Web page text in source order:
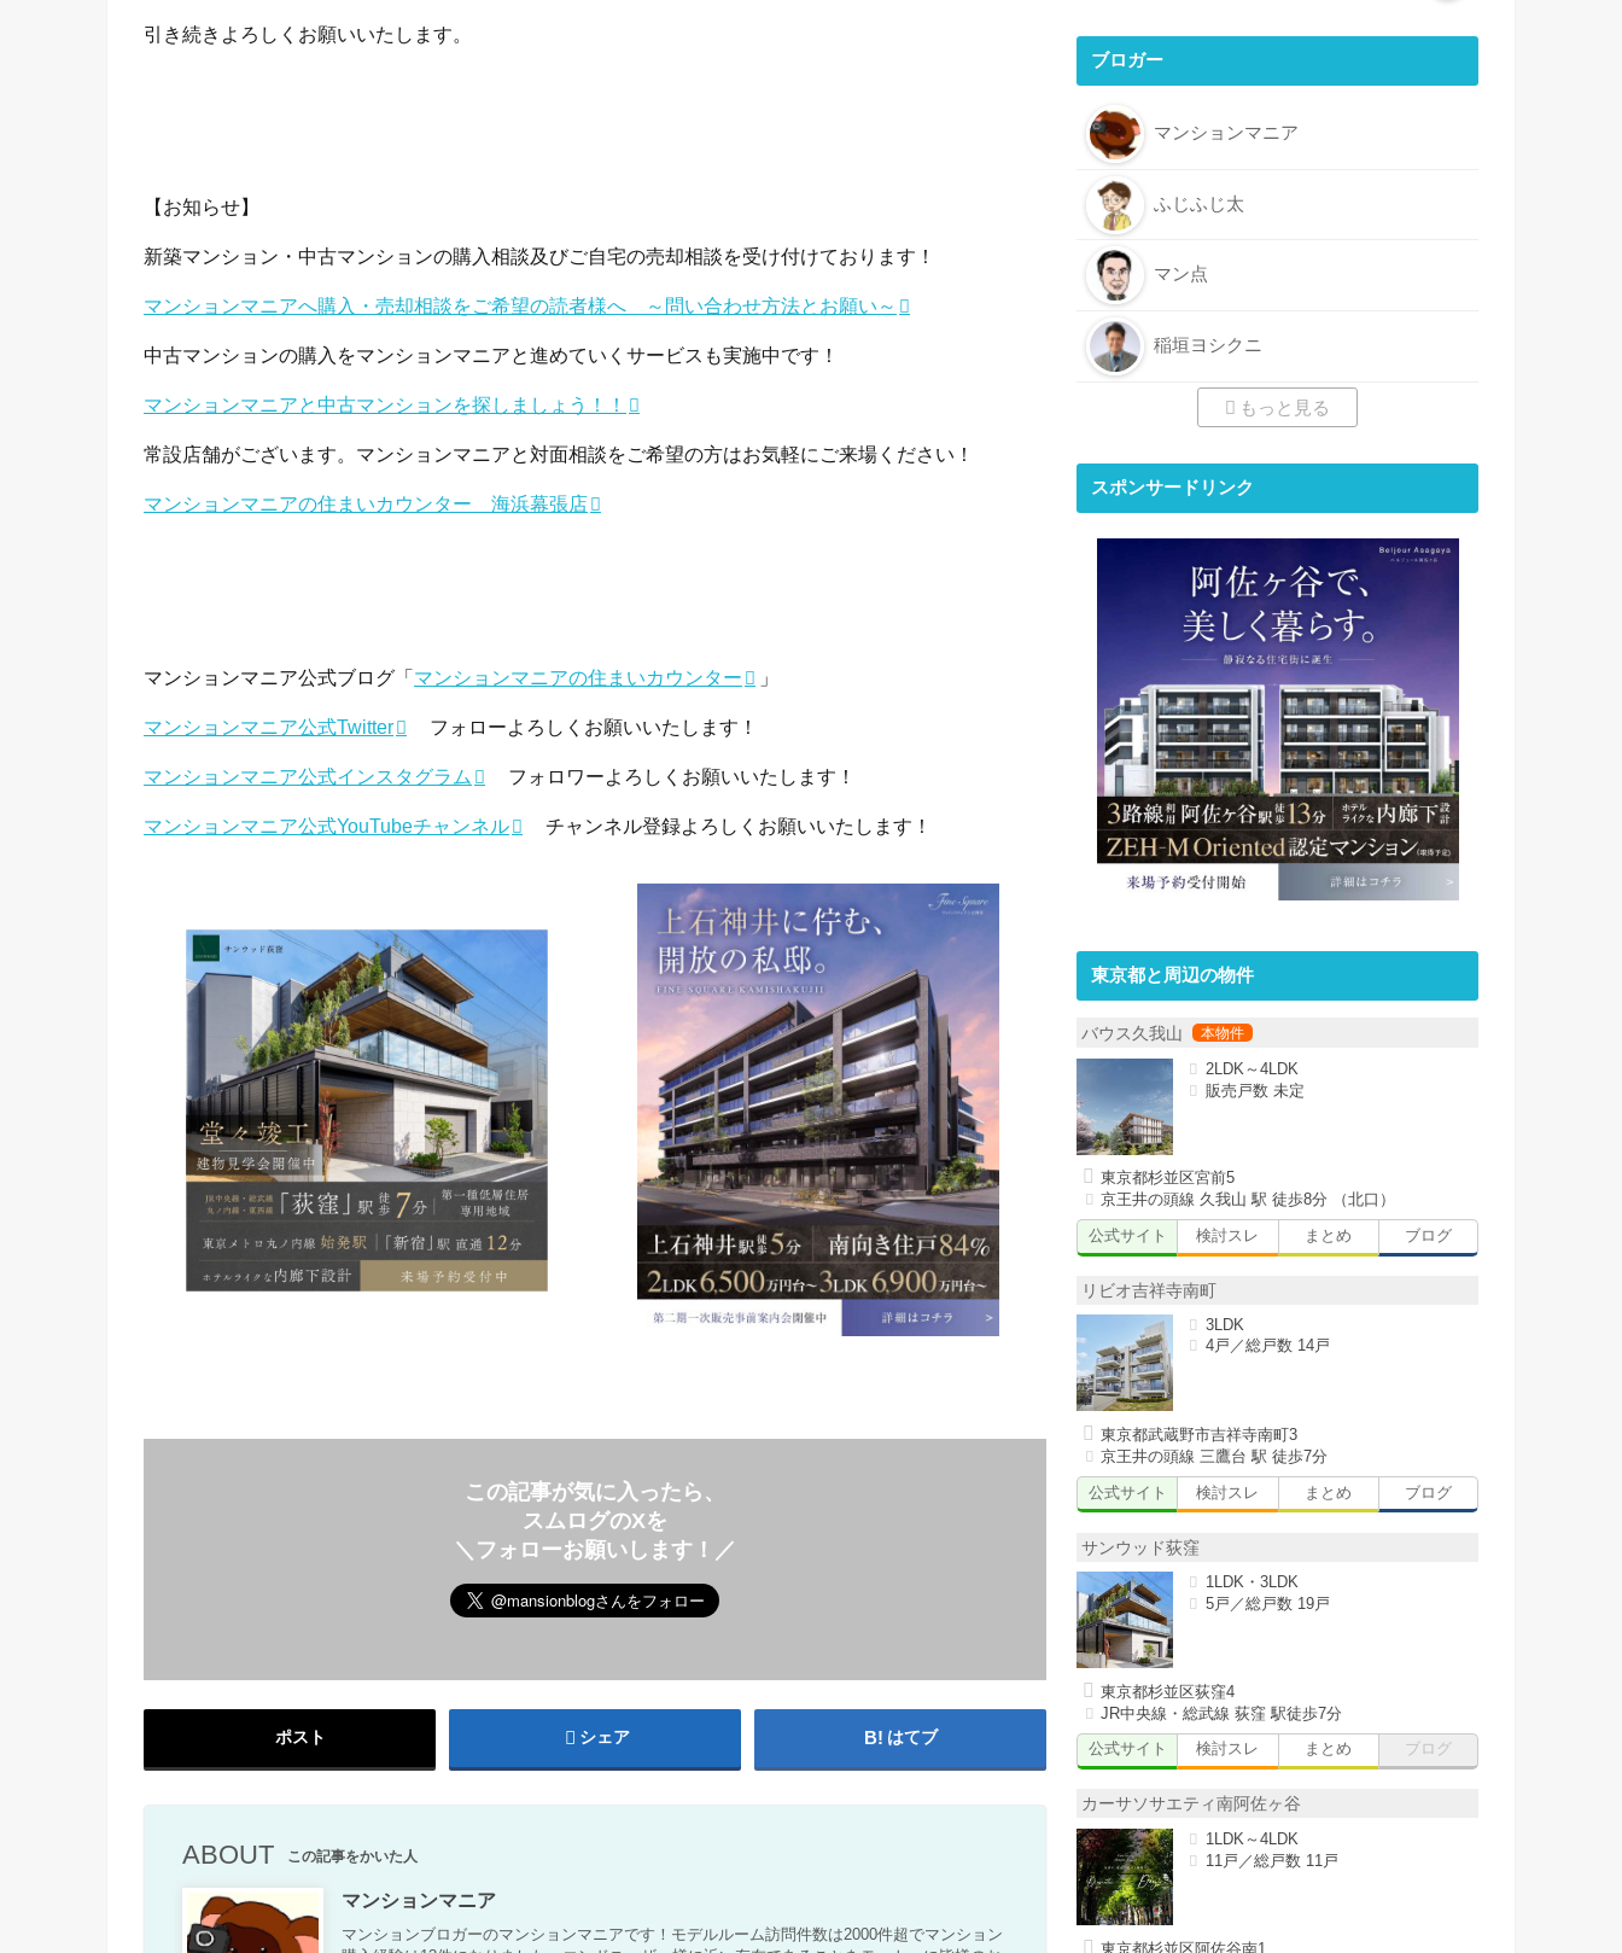
引き続きよろしくお願いいたします。
【お知らせ】
新築マンション・中古マンションの購入相談及びご自宅の売却相談を受け付けております！
マンションマニアへ購入・売却相談をご希望の読者様へ ～問い合わせ方法とお願い～
中古マンションの購入をマンションマニアと進めていくサービスも実施中です！
マンションマニアと中古マンションを探しましょう！！
常設店舗がございます。マンションマニアと対面相談をご希望の方はお気軽にご来場ください！
マンションマニアの住まいカウンター 海浜幕張店
マンションマニア公式ブログ「マンションマニアの住まいカウンター 」
マンションマニア公式Twitter フォローよろしくお願いいたします！
マンションマニア公式インスタグラム フォロワーよろしくお願いいたします！
マンションマニア公式YouTubeチャンネル チャンネル登録よろしくお願いいたします！
この記事が気に入ったら、
スムログのXを
＼フォローお願いします！／
ポスト シェア はてブ
ABOUT この記事をかいた人
マンションマニア
マンションブロガーのマンションマニアです！モデルルーム訪問件数は2000件超でマンション
ブロガー
マンションマニア
ふじふじ太
マン点
稲垣ヨシクニ
もっと見る
スポンサードリンク
東京都と周辺の物件
バウス久我山
2LDK～4LDK
販売戸数 未定
東京都杉並区宮前5
京王井の頭線 久我山 駅 徒歩8分 （北口）
公式サイト
検討スレ まとめ ブログ
リビオ吉祥寺南町
3LDK
4戸／総戸数 14戸
東京都武蔵野市吉祥寺南町3
京王井の頭線 三鷹台 駅 徒歩7分
公式サイト
検討スレ まとめ ブログ
サンウッド荻窪
1LDK・3LDK
5戸／総戸数 19戸
東京都杉並区荻窪4
JR中央線・総武線 荻窪 駅徒歩7分
公式サイト
検討スレ まとめ ブログ
カーサソサエティ南阿佐ヶ谷
1LDK～4LDK
11戸／総戸数 11戸
東京都杉並区阿佐谷南1